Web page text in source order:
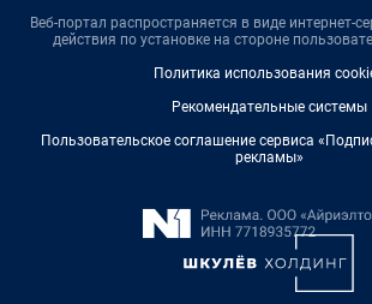
Веб-портал распространяется в виде интернет-
действия по установке на стороне
Политика использования
Рекомендательные системы
Пользовательское соглашение сервиса
рекламы»